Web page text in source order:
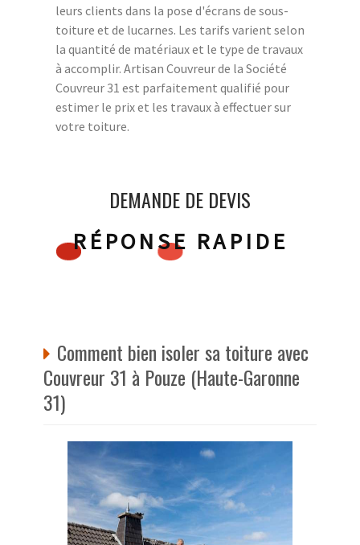
leurs clients dans la pose d'écrans de sous-
toiture et de lucarnes. Les tarifs varient selon
la quantité de matériaux et le type de travaux
à accomplir. Artisan Couvreur de la Société
Couvreur 31 est parfaitement qualifié pour
estimer le prix et les travaux à effectuer sur
votre toiture.
DEMANDE DE DEVIS
RÉPONSE RAPIDE
Comment bien isoler sa toiture avec
Couvreur 31 à Pouze (Haute-Garonne
31)